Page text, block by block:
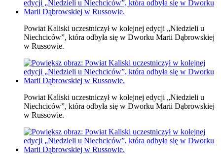
Powiat Kaliski uczestniczył w kolejnej edycji „Niedzieli u
Niechciców”, która odbyła się w Dworku Marii Dąbrowskiej
w Russowie.
Powiat Kaliski uczestniczył w kolejnej edycji „Niedzieli u
Niechciców”, która odbyła się w Dworku Marii Dąbrowskiej
w Russowie.